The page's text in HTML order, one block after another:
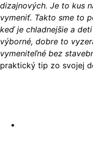
dizajnových. Je to kus
vymeniť. Takto sme to
keď je chladnejšie a
výborné, dobre to
vymeniteľné bez
praktický tip zo svojej